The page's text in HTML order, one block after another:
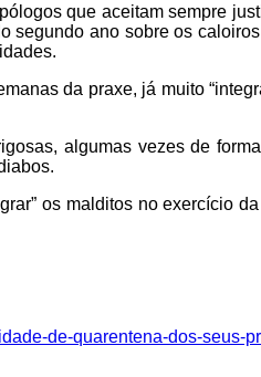
que aceitam sempre
segundo ano sobre os
da praxe, já muito
algumas vezes de
os malditos no exercício
de-quarentena-dos-seus-